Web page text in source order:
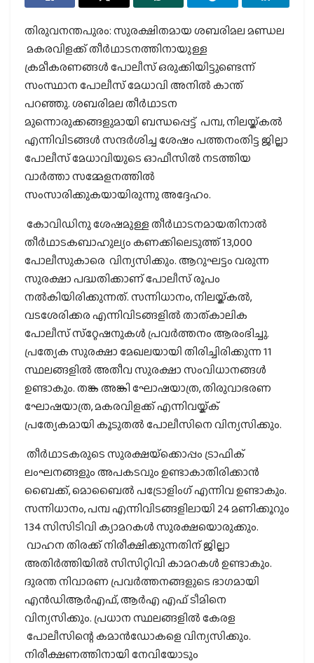
തിരുവനന്തപുരം: സുരക്ഷിതമായ ശബരിമല മണ്ഡല
മകരവിളക്ക് തീര്‍ഥാടനത്തിനായുള്ള
ക്രമീകരണങ്ങള്‍ പോലീസ് ഒരുക്കിയിട്ടുണ്ടെന്ന്
സംസ്ഥാന പോലീസ് മേധാവി അനില്‍ കാന്ത്
പറഞ്ഞു. ശബരിമല തീര്‍ഥാടന
മുന്നൊരുക്കങ്ങളുമായി ബന്ധപ്പെട്ട് പമ്പ, നിലയ്ക്കല്‍
എന്നിവിടങ്ങള്‍ സന്ദര്‍ശിച്ച ശേഷം പത്തനംതിട്ട ജില്ലാ
പോലീസ് മേധാവിയുടെ ഓഫീസില്‍ നടത്തിയ
വാര്‍ത്താ സമ്മേളനത്തില്‍
സംസാരിക്കുകയായിരുന്നു അദ്ദേഹം.
കോവിഡിനു ശേഷമുള്ള തീര്‍ഥാടനമായതിനാല്‍
തീര്‍ഥാടകബാഹുല്യം കണക്കിലെടുത്ത് 13,000
പോലീസുകാരെ വിന്യസിക്കും. ആറുഘട്ടം വരുന്ന
സുരക്ഷാ പദ്ധതിക്കാണ് പോലീസ് രൂപം
നല്‍കിയിരിക്കുന്നത്. സന്നിധാനം, നിലയ്ക്കല്‍,
വടശേരിക്കര എന്നിവിടങ്ങളില്‍ താത്കാലിക
പോലീസ് സ്‌റ്റേഷനുകള്‍ പ്രവര്‍ത്തനം ആരംഭിച്ചു.
പ്രത്യേക സുരക്ഷാ മേഖലയായി തിരിച്ചിരിക്കുന്ന 11
സ്ഥലങ്ങളില്‍ അതീവ സുരക്ഷാ സംവിധാനങ്ങള്‍
ഉണ്ടാകും. തങ്ക അങ്കി ഘോഷയാത്ര, തിരുവാഭരണ
ഘോഷയാത്ര, മകരവിളക്ക് എന്നിവയ്ക്ക്
പ്രത്യേകമായി കൂടുതല്‍ പോലീസിനെ വിന്യസിക്കും.
തീര്‍ഥാടകരുടെ സുരക്ഷയ്‌ക്കൊപ്പം ട്രാഫിക്
ലംഘനങ്ങളും അപകടവും ഉണ്ടാകാതിരിക്കാന്‍
ബൈക്ക്, മൊബൈല്‍ പട്രോളിംഗ് എന്നിവ ഉണ്ടാകും.
സന്നിധാനം, പമ്പ എന്നിവിടങ്ങളിലായി 24 മണിക്കൂറും
134 സിസിടിവി ക്യാമറകള്‍ സുരക്ഷയൊരുക്കും.
വാഹന തിരക്ക് നിരീക്ഷിക്കുന്നതിന് ജില്ലാ
അതിര്‍ത്തിയില്‍ സിസിറ്റിവി കാമറകള്‍ ഉണ്ടാകും.
ദുരന്ത നിവാരണ പ്രവര്‍ത്തനങ്ങളുടെ ഭാഗമായി
എന്‍ഡിആര്‍എഫ്, ആര്‍എ എഫ് ടീമിനെ
വിന്യസിക്കും. പ്രധാന സ്ഥലങ്ങളില്‍ കേരള
പോലീസിന്റെ കമാന്‍ഡോകളെ വിന്യസിക്കും.
നിരീക്ഷണത്തിനായി നേവിയോടും